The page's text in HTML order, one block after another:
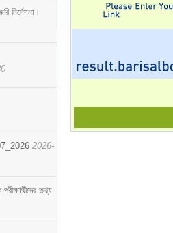
নির্দেশনা।
2026-
তথ্য